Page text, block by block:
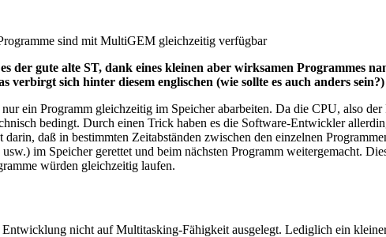
sind mit MultiGEM gleichzeitig verfügbar
der gute alte ST, dank eines kleinen aber wirksamen Programmes
sich hinter diesem englischen (wie sollte es auch anders
ein Programm gleichzeitig im Speicher abarbeiten. Da die CPU, also der
bedingt. Durch einen Trick haben es die Software-Entwickler
daß in bestimmten Zeitabständen zwischen den einzelnen
im Speicher gerettet und beim nächsten Programm weitergemacht.
würden gleichzeitig laufen.
nicht auf Multitasking-Fähigkeit ausgelegt. Lediglich ein